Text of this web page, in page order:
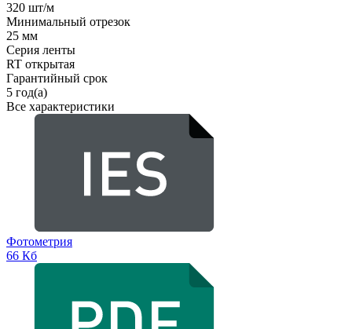
320 шт/м
Минимальный отрезок
25 мм
Серия ленты
RT открытая
Гарантийный срок
5 год(а)
Все характеристики
Фотометрия
66 Кб